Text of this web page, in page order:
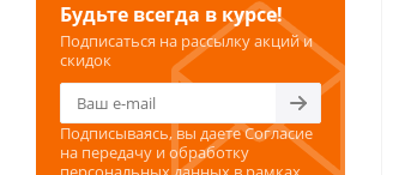
Будьте всегда в курсе!
Подписаться на рассылку акций и
скидок
Подписываясь, вы даетеСогласие
на передачу и обработку